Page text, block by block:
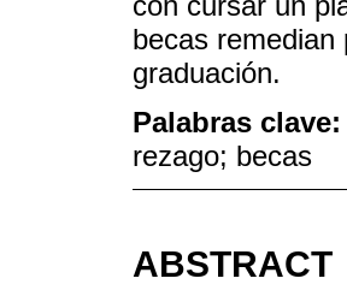
becas remedian
graduación.
Palabras clave:
rezago; becas
ABSTRACT